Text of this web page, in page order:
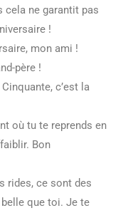
cela ne garantit pas
!
mon ami !
père !
c’est la
où tu te reprends en
Bon
rides, ce sont des
que toi. Je te